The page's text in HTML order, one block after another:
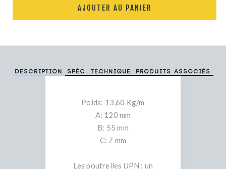
AJOUTER AU PANIER
Description Spéc. technique Produits associés
Poids: 13,60 Kg/m
A: 120 mm
B: 55 mm
C: 7 mm
Les poutrelles UPN : un